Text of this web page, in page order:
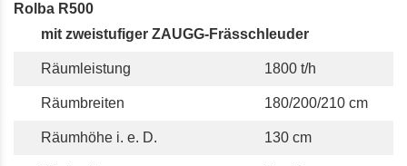
Rolba R500
mit zweistufiger ZAUGG-Frässchleuder
Räumleistung 1800 t/h
Räumbreiten 180/200/210 cm
Räumhöhe i. e. D. 130 cm